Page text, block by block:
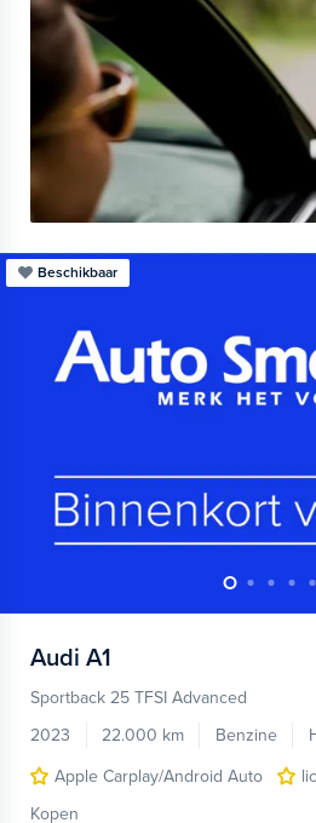
Beschikbaar
Audi A1
Sportback 25 TFSI Advanced
2023
22.000 km Benzine
Apple Carplay/Android Auto
Kopen